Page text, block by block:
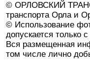
© ОРЛОВСКИЙ
транспорта Орла и
© Использование
допускается только
Вся размещенная
том числе лично